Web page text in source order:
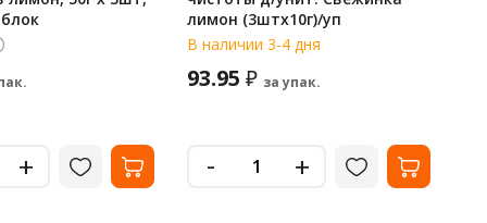
+
лимон (3штх10г)/уп
В наличии 3-4 дня
93.95 ₽ за упак.
- +